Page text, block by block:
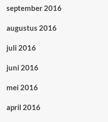
september 2016
augustus 2016
juli 2016
juni 2016
mei 2016
april 2016